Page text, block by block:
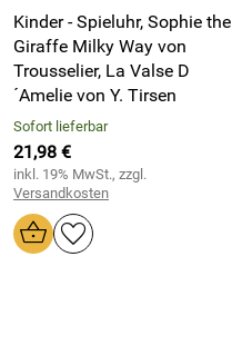
Kinder - Spieluhr, Sophie the
Giraffe Milky Way von
Trousselier, La Valse D
´Amelie von Y. Tirsen
Sofort lieferbar
21,98 €
inkl. 19% MwSt., zzgl.
Versandkosten